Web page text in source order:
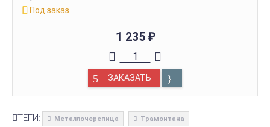
Под заказ
1 235 ₽
ЗАКАЗАТЬ
ТЕГИ: Металлочерепица Трамонтана